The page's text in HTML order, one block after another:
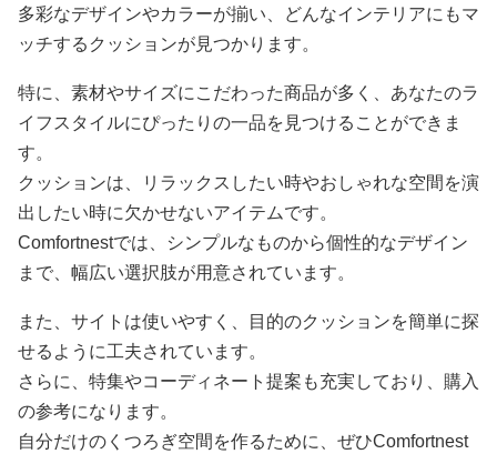
多彩なデザインやカラーが揃い、どんなインテリアにもマ
ッチするクッションが見つかります。
特に、素材やサイズにこだわった商品が多く、あなたのラ
イフスタイルにぴったりの一品を見つけることができま
す。
クッションは、リラックスしたい時やおしゃれな空間を演
出したい時に欠かせないアイテムです。
Comfortnestでは、シンプルなものから個性的なデザイン
まで、幅広い選択肢が用意されています。
また、サイトは使いやすく、目的のクッションを簡単に探
せるように工夫されています。
さらに、特集やコーディネート提案も充実しており、購入
の参考になります。
自分だけのくつろぎ空間を作るために、ぜひComfortnest